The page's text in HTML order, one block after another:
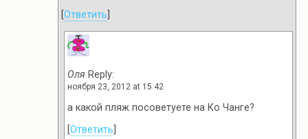
Ответить
Оля Reply:
ноября 23, 2012 at 15:42
а какой пляж посоветуете на Ко Чанге?
Ответить